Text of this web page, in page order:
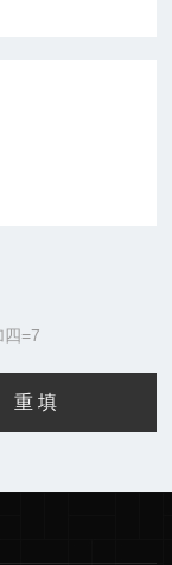
四=7